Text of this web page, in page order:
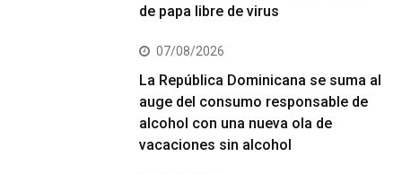
de papa libre de virus
07/08/2026
La República Dominicana se suma al
auge del consumo responsable de
alcohol con una nueva ola de
vacaciones sin alcohol